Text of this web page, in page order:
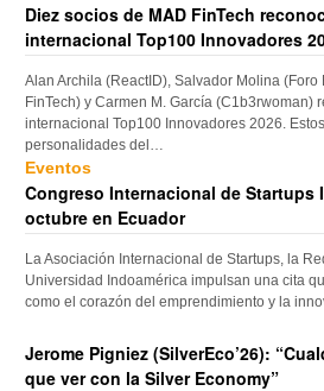
Diez socios de MAD FinTech
internacional Top100 Innovadores
Alan Archila (ReactID), Salvador Molina (Foro
FinTech) y Carmen M. García (C1b3rwoman)
internacional Top100 Innovadores 2026.
personalidades del…
Eventos
Congreso Internacional de Startups
octubre en Ecuador
La Asociación Internacional de Startups, la
Universidad Indoamérica impulsan una cita
como el corazón del emprendimiento y la
Jerome Pigniez (SilverEco’26):
que ver con la Silver Economy”